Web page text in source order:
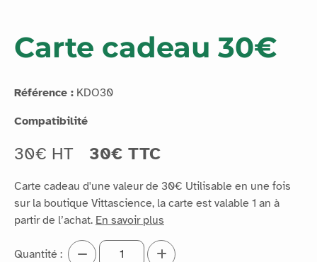
Carte cadeau 30€
Référence : KDO30
Compatibilité
30€ HT 30€ TTC
Carte cadeau d'une valeur de 30€ Utilisable en une fois
sur la boutique Vittascience, la carte est valable 1 an à
partir de l’achat. En savoir plus
Quantité :